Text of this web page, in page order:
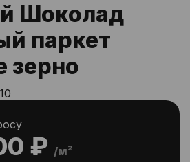
Шоколад
паркет
зерно
₽ /м²